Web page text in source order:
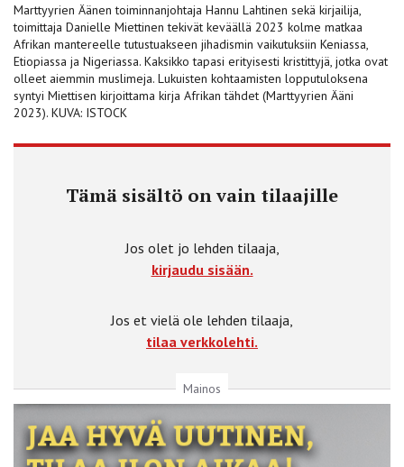
Marttyyrien Äänen toiminnanjohtaja Hannu Lahtinen sekä kirjailija,
toimittaja Danielle Miettinen tekivät keväällä 2023 kolme matkaa
Afrikan mantereelle tutustuakseen jihadismin vaikutuksiin Keniassa,
Etiopiassa ja Nigeriassa. Kaksikko tapasi erityisesti kristittyjä, jotka ovat
olleet aiemmin muslimeja. Lukuisten kohtaamisten lopputuloksena
syntyi Miettisen kirjoittama kirja Afrikan tähdet (Marttyyrien Ääni
2023). KUVA: ISTOCK
Tämä sisältö on vain tilaajille
Jos olet jo lehden tilaaja,
kirjaudu sisään.
Jos et vielä ole lehden tilaaja,
tilaa verkkolehti.
Mainos